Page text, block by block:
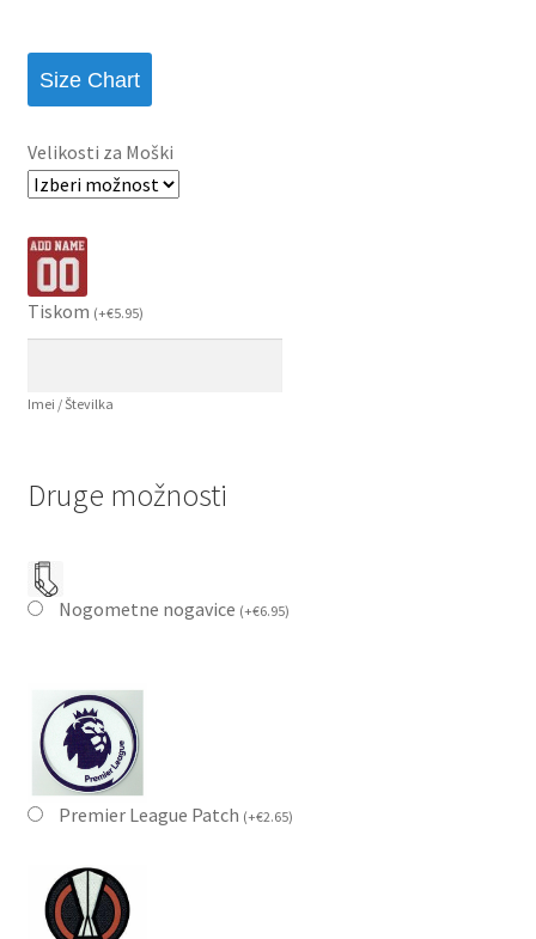
Size Chart
Velikosti za Moški
Tiskom (+€5.95)
Imei / Številka
Druge možnosti
Nogometne nogavice (+€6.95)
Premier League Patch (+€2.65)